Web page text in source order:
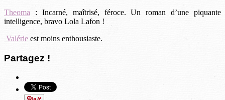
Theoma : Incarné, maîtrisé, féroce. Un roman d’une piquante
intelligence, bravo Lola Lafon !
Valérie est moins enthousiaste.
Partagez !